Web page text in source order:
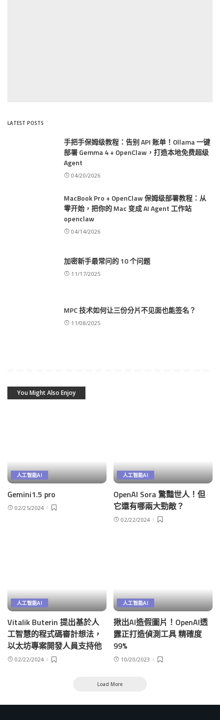
LATEST POSTS
手把手保姆级教程：告别 API 账单！Ollama 一键
部署 Gemma 4 + OpenClaw，打造本地免费超级
Agent
04/20/2026
MacBook Pro + OpenClaw 保姆级部署教程：从
零开始，把你的 Mac 变成 AI Agent 工作站
openclaw
04/14/2026
加密新手最常问的 10 个问题
11/17/2025
MPC 技术如何让三份分片不见面也能签名？
11/08/2025
You Might Also Enjoy
人工智能AI
Gemini1.5 pro
02/25/2024
人工智能AI
OpenAI Sora 驚豔世人！但
它還有哪兩大勁敵？
02/22/2024
人工智能AI
Vitalik Buterin 提出基於人
工智慧的程式碼審計想法，
以太坊專案開發人員支持他
02/22/2024
人工智能AI
揪出AI造假圖片！OpenAI透
露正打造偵測工具 精確度
99%
10/20/2023
Load More